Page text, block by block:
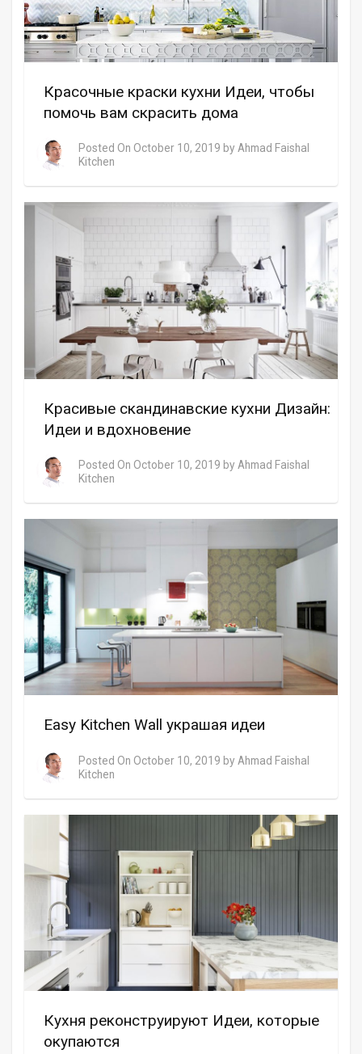
Красочные краски кухни Идеи, чтобы
помочь вам скрасить дома
Posted On October 10, 2019 by Ahmad Faishal
Kitchen
Красивые скандинавские кухни Дизайн:
Идеи и вдохновение
Posted On October 10, 2019 by Ahmad Faishal
Kitchen
Easy Kitchen Wall украшая идеи
Posted On October 10, 2019 by Ahmad Faishal
Kitchen
Кухня реконструируют Идеи, которые
окупаются